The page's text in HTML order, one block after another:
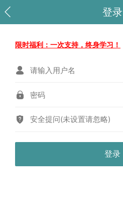
登录
限时福利：一次支持，终身学习！
安全提问(未设置请忽略)
登录